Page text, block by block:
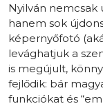
Nyilván nemcsak
hanem sok
képernyőfotó
levághatjuk a
is megújult,
fejlődik: bár
funkciókat és